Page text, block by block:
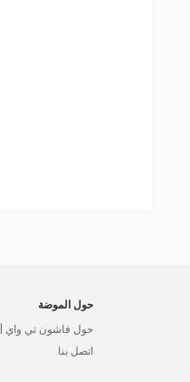
حول الموضة
حول فاشون تي واي |
اتصل بنا